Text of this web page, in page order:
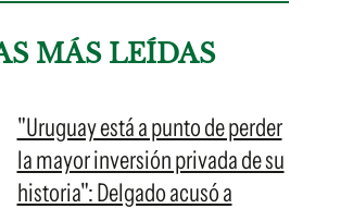
MÁS LEÍDAS
"Uruguay está a punto de perder
la mayor inversión privada de su
historia": Delgado acusó a